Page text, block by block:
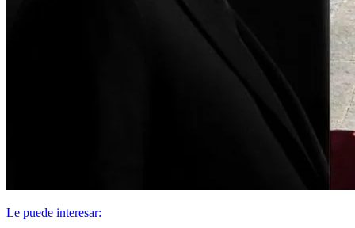
Le puede interesar: